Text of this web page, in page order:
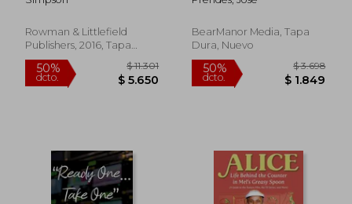
Inglés)
Rowman & Littlefield
Publishers, 2016, Tapa
Dura, Nuevo
(hardback) (en Inglés)
BearManor Media, Tapa
Dura, Nuevo